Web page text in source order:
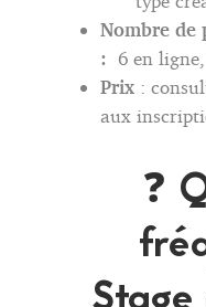
Nombre de
: 6 en
Prix :
aux
❓